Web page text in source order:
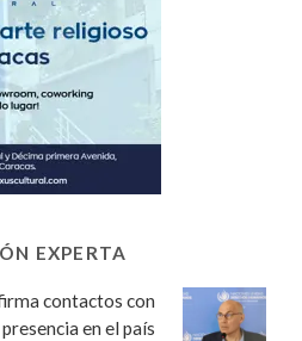
EXPERTA
contactos con
en el país